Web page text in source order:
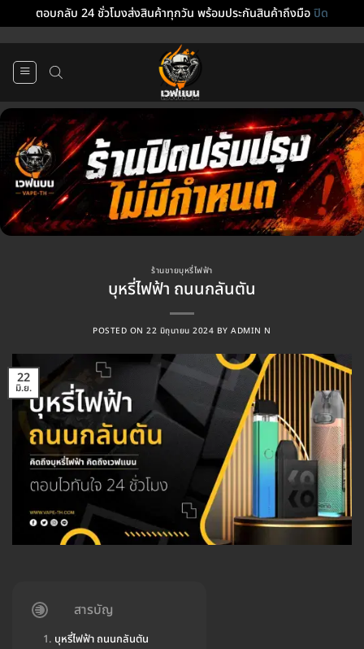
ตอบกลับ 24 ชั่วโมงส่งสินค้าทุกวัน พร้อมประกันสินค้าถึงมือปิด
ร้านขายบุหรี่ไฟฟ้า
บุหรี่ไฟฟ้า ถนนกลันตัน
POSTED ON22 มิถุนายน 2024 BYADMIN N
22
มิ.ย.
สารบัญ
บุหรี่ไฟฟ้า ถนนกลันตัน